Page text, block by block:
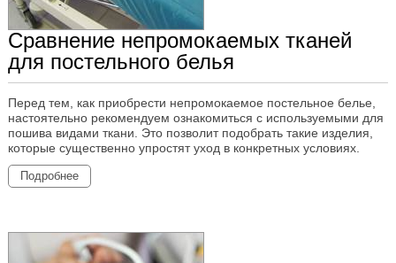
Сравнение непромокаемых тканей
для постельного белья
Перед тем, как приобрести непромокаемое постельное белье,
настоятельно рекомендуем ознакомиться с используемыми для
пошива видами ткани. Это позволит подобрать такие изделия,
которые существенно упростят уход в конкретных условиях.
Подробнее